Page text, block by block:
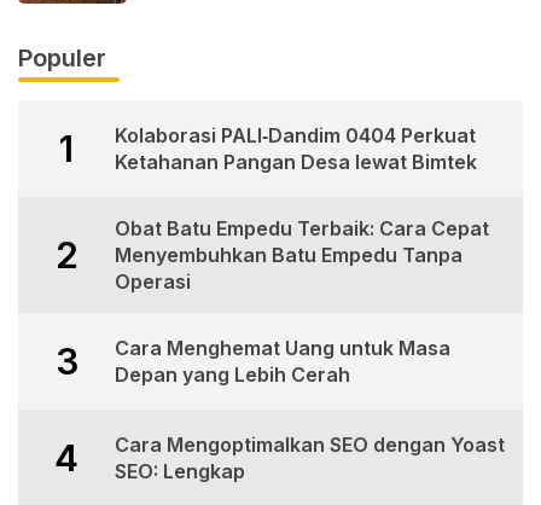
Populer
1
Kolaborasi PALI‑Dandim 0404 Perkuat
Ketahanan Pangan Desa lewat Bimtek
2
Obat Batu Empedu Terbaik: Cara Cepat
Menyembuhkan Batu Empedu Tanpa
Operasi
3
Cara Menghemat Uang untuk Masa
Depan yang Lebih Cerah
4
Cara Mengoptimalkan SEO dengan Yoast
SEO: Lengkap